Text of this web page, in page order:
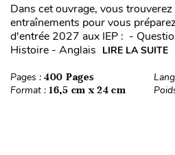
Dans cet ouvrage, vous
entraînements pour vous
d'entrée 2027 aux IEP : -
Histoire - Anglais LIRE LA SUITE
Pages : 400 Pages
Format : 16,5 cm x 24 cm